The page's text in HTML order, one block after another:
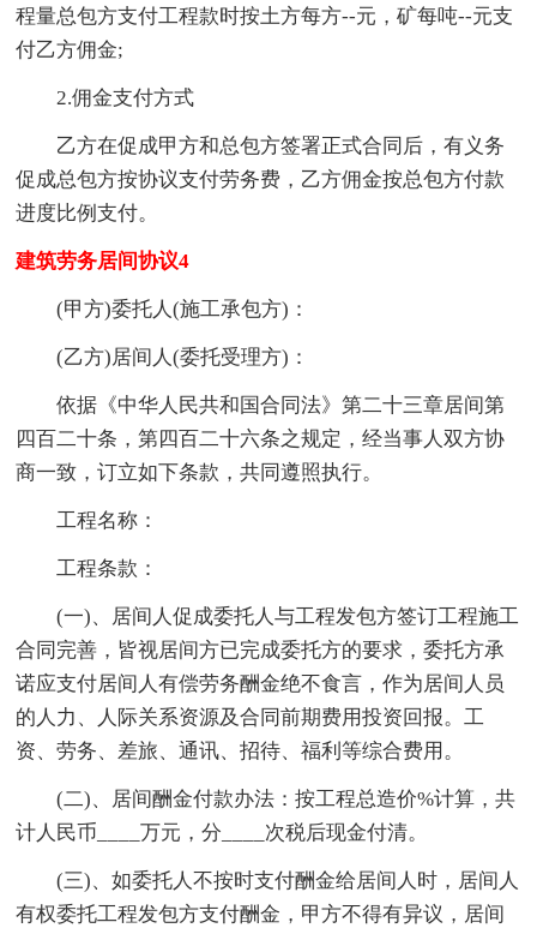
程量总包方支付工程款时按土方每方--元，矿每吨--元支
付乙方佣金;
2.佣金支付方式
乙方在促成甲方和总包方签署正式合同后，有义务
促成总包方按协议支付劳务费，乙方佣金按总包方付款
进度比例支付。
建筑劳务居间协议4
(甲方)委托人(施工承包方)：
(乙方)居间人(委托受理方)：
依据《中华人民共和国合同法》第二十三章居间第
四百二十条，第四百二十六条之规定，经当事人双方协
商一致，订立如下条款，共同遵照执行。
工程名称：
工程条款：
(一)、居间人促成委托人与工程发包方签订工程施工
合同完善，皆视居间方已完成委托方的要求，委托方承
诺应支付居间人有偿劳务酬金绝不食言，作为居间人员
的人力、人际关系资源及合同前期费用投资回报。工
资、劳务、差旅、通讯、招待、福利等综合费用。
(二)、居间酬金付款办法：按工程总造价%计算，共
计人民币____万元，分____次税后现金付清。
(三)、如委托人不按时支付酬金给居间人时，居间人
有权委托工程发包方支付酬金，甲方不得有异议，居间